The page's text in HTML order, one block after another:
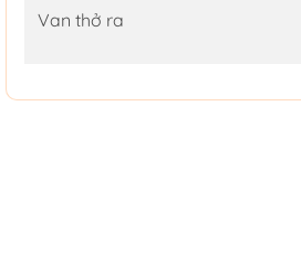
Van thở ra